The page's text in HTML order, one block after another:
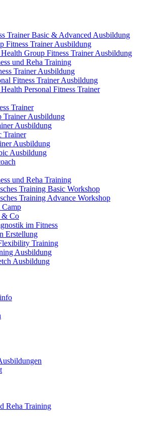
Trainer Basic & Advanced Ausbildung
Fitness Trainer Ausbildung
Group Fitness Trainer Ausbildung
und Reha Training
Trainer Ausbildung
Fitness Trainer Ausbildung
Personal Fitness Trainer
Trainer
Trainer Ausbildung
Ausbildung
Trainer
Ausbildung
Ausbildung
und Reha Training
Training Basic Workshop
Training Advance Workshop
Camp
& Co
im Fitness
Erstellung
Training
Ausbildung
Ausbildung
Reha Training